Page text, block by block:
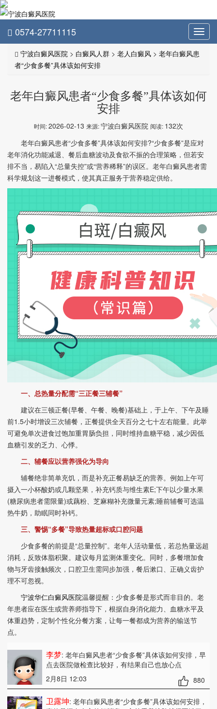
0574-27711115
宁波白癜风医院 > 白癜风人群 > 老人白癜风 > 老年白癜风患
者“少食多餐”具体该如何安排
老年白癜风患者“少食多餐”具体该如何
安排
时间:2026-02-13 来源:宁波白癜风医院 阅读: 132次
老年白癜风患者“少食多餐”具体该如何安排?“少食多餐”是应对
老年消化功能减退、餐后血糖波动及食欲不振的合理策略，但若安
排不当，易陷入“总量失控”或“营养稀释”的误区。老年白癜风患者需
科学规划这一进餐模式，使其真正服务于营养稳定供给。
一、总热量分配需“三正餐三辅餐”
建议在三顿正餐(早餐、午餐、晚餐)基础上，于上午、下午及睡
前1.5小时增设三次辅餐，正餐提供全天百分之七十左右能量。此举
可避免单次进食过饱加重胃肠负担，同时维持血糖平稳，减少因低
血糖引发的乏力、心悸。
二、辅餐应以营养强化为导向
辅餐绝非简单充饥，而是补充正餐易缺乏的营养。例如上午可
摄入一小杯酸奶或几颗坚果，补充钙质与维生素E;下午以少量水果
(糖尿病患者需限量)或藕粉、芝麻糊补充微量元素;睡前辅餐可选温
热牛奶，助眠同时补钙。
三、警惕“多餐”导致热量超标或口腔问题
少食多餐的前提是“总量控制”。老年人活动量低，若总热量远超
消耗，反致体脂积聚。建议每月监测体重变化。同时，多餐增加食
物与牙齿接触频次，口腔卫生需同步加强，餐后漱口、正确义齿护
理不可忽视。
宁波华仁白癜风医院温馨提醒：少食多餐是形式而非目的。老
年患者应在医生或营养师指导下，根据自身消化能力、血糖水平及
体重趋势，定制个性化分餐方案，让每一餐都成为营养的输送节
点。
李梦: 老年白癜风患者“少食多餐”具体该如何安排，早
点去医院做检查比较好，有结果自己也放心点
2月8日 12:03
880
卫露坤: 老年白癜风患者“少食多餐”具体该如何安排，